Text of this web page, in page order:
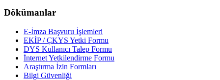
Dökümanlar
E-İmza Başvuru İşlemleri
EKİP / ÇKYS Yetki Formu
DYS Kullanıcı Talep Formu
İnternet Yetkilendirme Formu
Araştırma İzin Formları
Bilgi Güvenliği